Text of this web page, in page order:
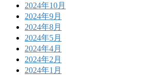
2024年10月
2024年9月
2024年8月
2024年5月
2024年4月
2024年2月
2024年1月